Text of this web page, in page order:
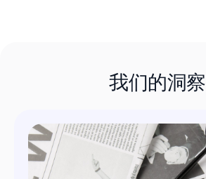
我们的洞察